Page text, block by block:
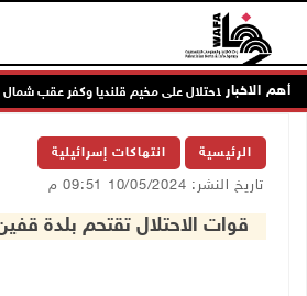
أهم الاخبار
الرئيسية انتهاكات إسرائيلية
تاريخ النشر: 10/05/2024 09:51 م
قوات الاحتلال تقتحم بلدة